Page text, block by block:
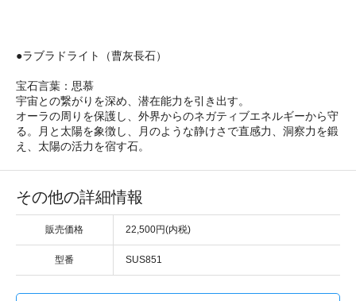
●ラブラドライト（曹灰長石）
宝石言葉：思慕
宇宙との繋がりを深め、潜在能力を引き出す。
オーラの周りを保護し、外界からのネガティブエネルギーから守
る。月と太陽を象徴し、月のような静けさで直感力、洞察力を鍛
え、太陽の活力を宿す石。
その他の詳細情報
販売価格 22,500円(内税)
型番 SUS851